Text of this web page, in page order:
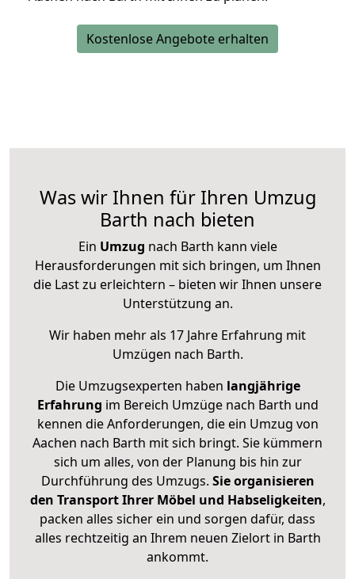
Kostenlose Angebote erhalten
Was wir Ihnen für Ihren Umzug
Barth nach bieten
Ein Umzug nach Barth kann viele
Herausforderungen mit sich bringen, um Ihnen
die Last zu erleichtern – bieten wir Ihnen unsere
Unterstützung an.
Wir haben mehr als 17 Jahre Erfahrung mit
Umzügen nach Barth.
Die Umzugsexperten haben langjährige
Erfahrung im Bereich Umzüge nach Barth und
kennen die Anforderungen, die ein Umzug von
Aachen nach Barth mit sich bringt. Sie kümmern
sich um alles, von der Planung bis hin zur
Durchführung des Umzugs. Sie organisieren
den Transport Ihrer Möbel und Habseligkeiten,
packen alles sicher ein und sorgen dafür, dass
alles rechtzeitig an Ihrem neuen Zielort in Barth
ankommt.